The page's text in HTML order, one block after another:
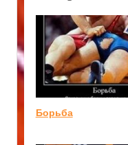
Борьба